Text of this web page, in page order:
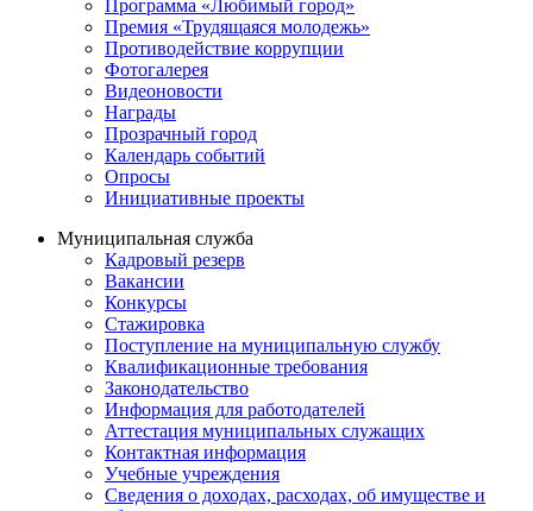
Программа «Любимый город»
Премия «Трудящаяся молодежь»
Противодействие коррупции
Фотогалерея
Видеоновости
Награды
Прозрачный город
Календарь событий
Опросы
Инициативные проекты
Муниципальная служба
Кадровый резерв
Вакансии
Конкурсы
Стажировка
Поступление на муниципальную службу
Квалификационные требования
Законодательство
Информация для работодателей
Аттестация муниципальных служащих
Контактная информация
Учебные учреждения
Сведения о доходах, расходах, об имуществе и